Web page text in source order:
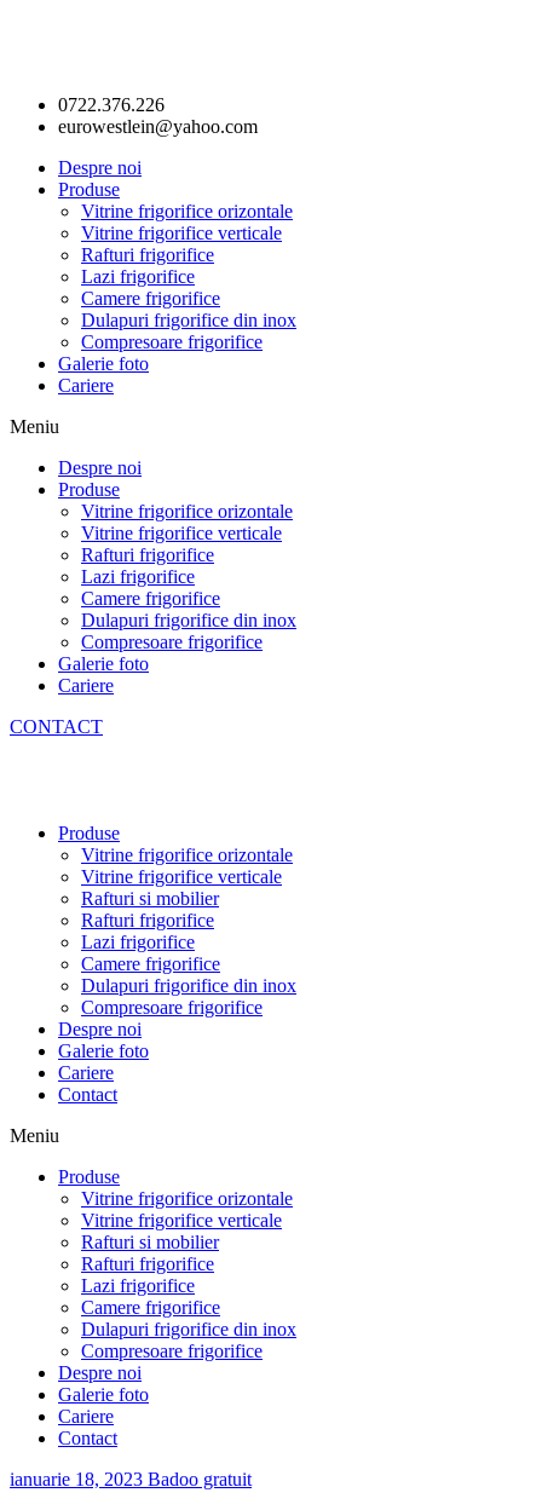
0722.376.226
eurowestlein@yahoo.com
Despre noi
Produse
Vitrine frigorifice orizontale
Vitrine frigorifice verticale
Rafturi frigorifice
Lazi frigorifice
Camere frigorifice
Dulapuri frigorifice din inox
Compresoare frigorifice
Galerie foto
Cariere
Meniu
Despre noi
Produse
Vitrine frigorifice orizontale
Vitrine frigorifice verticale
Rafturi frigorifice
Lazi frigorifice
Camere frigorifice
Dulapuri frigorifice din inox
Compresoare frigorifice
Galerie foto
Cariere
CONTACT
Produse
Vitrine frigorifice orizontale
Vitrine frigorifice verticale
Rafturi si mobilier
Rafturi frigorifice
Lazi frigorifice
Camere frigorifice
Dulapuri frigorifice din inox
Compresoare frigorifice
Despre noi
Galerie foto
Cariere
Contact
Meniu
Produse
Vitrine frigorifice orizontale
Vitrine frigorifice verticale
Rafturi si mobilier
Rafturi frigorifice
Lazi frigorifice
Camere frigorifice
Dulapuri frigorifice din inox
Compresoare frigorifice
Despre noi
Galerie foto
Cariere
Contact
ianuarie 18, 2023 Badoo gratuit